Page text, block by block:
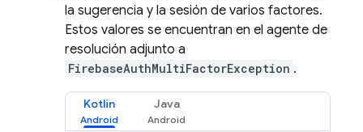
la sugerencia y la sesión de varios factores.
Estos valores se encuentran en el agente de
resolución adjunto a
FirebaseAuthMultiFactorException .
Kotlin Java